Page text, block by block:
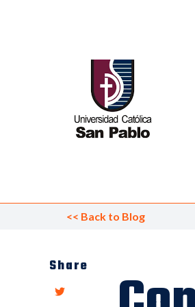
<< Back to Blog
Share